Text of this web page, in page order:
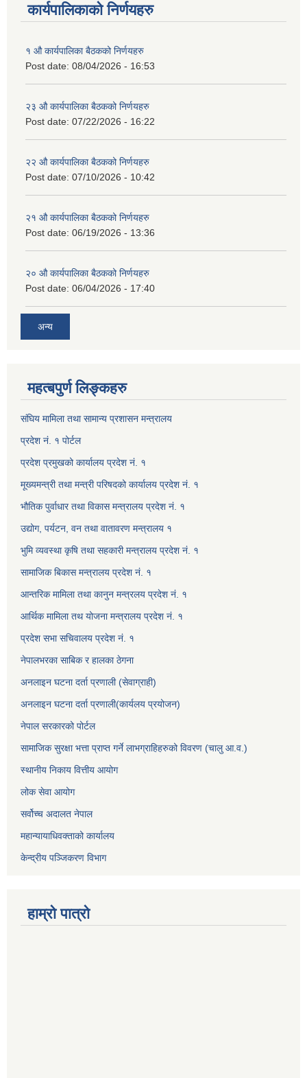
कार्यपालिकाको निर्णयहरु
१ औ कार्यपालिका बैठकको निर्णयहरु
Post date: 08/04/2026 - 16:53
२३ औ कार्यपालिका बैठकको निर्णयहरु
Post date: 07/22/2026 - 16:22
२२ औ कार्यपालिका बैठकको निर्णयहरु
Post date: 07/10/2026 - 10:42
२१ औ कार्यपालिका बैठकको निर्णयहरु
Post date: 06/19/2026 - 13:36
२० औ कार्यपालिका बैठकको निर्णयहरु
Post date: 06/04/2026 - 17:40
अन्य
महत्बपुर्ण लिङ्कहरु
संघिय मामिला तथा सामान्य प्रशासन मन्त्रालय
प्रदेश नं. १ पोर्टल
प्रदेश प्रमुखको कार्यालय प्रदेश नं. १
मूख्यमन्त्री तथा मन्त्री परिषदको कार्यालय प्रदेश नं. १
भौतिक पुर्वाधार तथा विकास मन्त्रालय प्रदेश नं. १
उद्योग, पर्यटन, वन तथा वातावरण मन्त्रालय १
भुमि व्यवस्था कृषि तथा सहकारी मन्त्रालय प्रदेश नं. १
सामाजिक बिकास मन्त्रालय प्रदेश नं. १
आन्तरिक मामिला तथा कानुन मन्त्रलय प्रदेश नं. १
आर्थिक मामिला तथ योजना मन्त्रालय प्रदेश नं. १
प्रदेश सभा सचिवालय प्रदेश नं. १
नेपालभरका साबिक र हालका ठेगना
अनलाइन घटना दर्ता प्रणाली (सेवाग्राही)
अनलाइन घटना दर्ता प्रणाली(कार्यलय प्रयोजन)
नेपाल सरकारको पोर्टल
सामाजिक सुरक्षा भत्ता प्राप्त गर्ने लाभग्राहिहरुको विवरण (चालु आ.व.)
स्थानीय निकाय वित्तीय आयोग
लोक सेवा आयोग
सर्वोच्च अदालत नेपाल
महान्यायाधिवक्ताको कार्यालय
केन्द्रीय पञ्जिकरण विभाग
हाम्रो पात्रो